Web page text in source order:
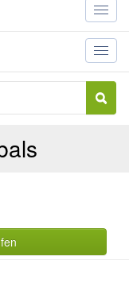
Toggle
Toggle